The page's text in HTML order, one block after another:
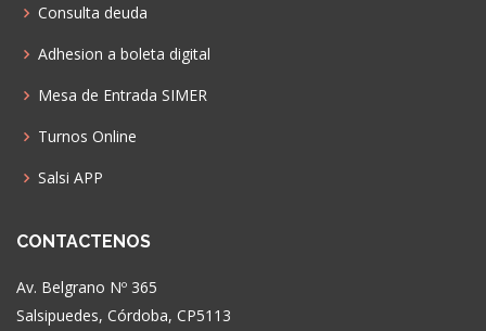
Consulta deuda
Adhesion a boleta digital
Mesa de Entrada SIMER
Turnos Online
Salsi APP
CONTACTENOS
Av. Belgrano Nº 365
Salsipuedes, Córdoba, CP5113